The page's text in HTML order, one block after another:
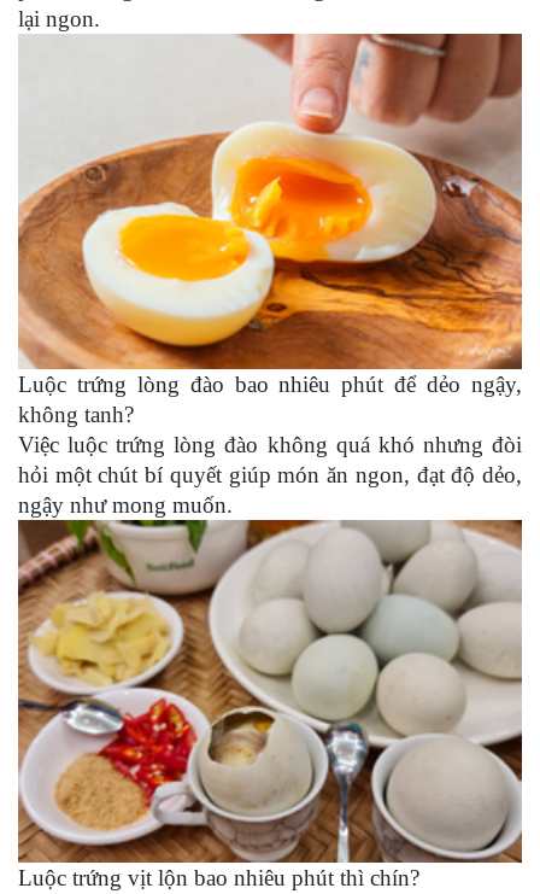
lại ngon.
Luộc trứng lòng đào bao nhiêu phút để dẻo ngậy,
không tanh?
Việc luộc trứng lòng đào không quá khó nhưng đòi
hỏi một chút bí quyết giúp món ăn ngon, đạt độ dẻo,
ngậy như mong muốn.
Luộc trứng vịt lộn bao nhiêu phút thì chín?